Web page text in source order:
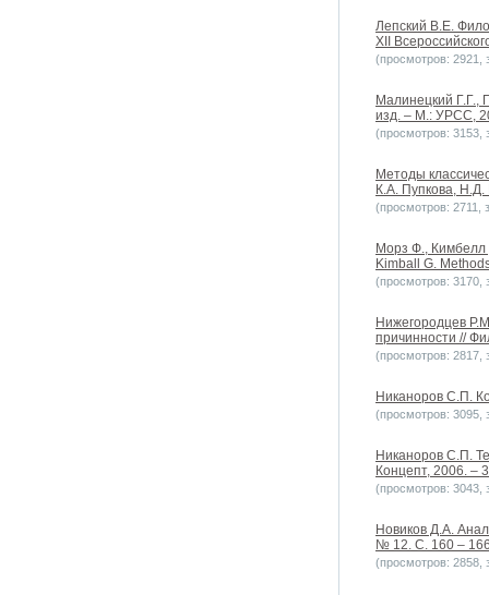
Лепский В.Е.
XII
(просмотров: 2921,
Малинецкий Г.Г.,
изд. – М.: УРСС,
(просмотров: 3153,
Методы
К.А. Пупкова,
(просмотров: 2711,
Морз Ф., Кимбелл
Kimball G.
(просмотров: 3170,
Нижегородцев
причинности //
(просмотров: 2817,
Никаноров С.П.
(просмотров: 3095,
Никаноров С.П.
Концепт, 2006. –
(просмотров: 3043,
Новиков Д.А.
№ 12. C. 160 –
(просмотров: 2858,